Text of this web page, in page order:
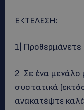
ΕΚΤΕΛΕΣΗ:
1|
2| Σε ένα
συστατικά
ανακατέψτε